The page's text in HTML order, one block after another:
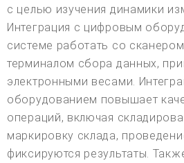
с целью изучения динамики
Интеграция с цифровым
системе работать со
терминалом сбора данных,
электронными весами.
оборудованием повышает
операций, включая
маркировку склада,
фиксируются результаты.